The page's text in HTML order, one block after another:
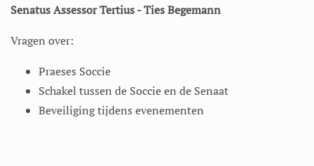
Senatus Assessor Tertius - Ties Begemann
Vragen over:
Praeses Soccie
Schakel tussen de Soccie en de Senaat
Beveiliging tijdens evenementen